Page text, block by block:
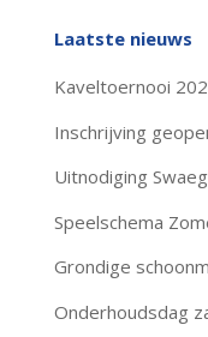
Laatste nieuws
Kaveltoernooi
Inschrijving
Uitnodiging
Speelschema
Grondige
Onderhoudsdag